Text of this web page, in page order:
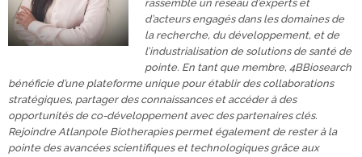
rassemble un réseau d’experts et
d’acteurs engagés dans les domaines de
la recherche, du développement, et de
l’industrialisation de solutions de santé de
pointe. En tant que membre, 4BBiosearch
bénéficie d’une plateforme unique pour établir des collaborations
stratégiques, partager des connaissances et accéder à des
opportunités de co-développement avec des partenaires clés.
Rejoindre Atlanpole Biotherapies permet également de rester à la
pointe des avancées scientifiques et technologiques grâce aux